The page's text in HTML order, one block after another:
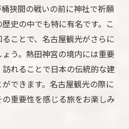
狭間の戦いの前に神社で祈願
史の中でも特に有名です。こ
ことで、名古屋観光がさらに
う。熱田神宮の境内には重要
れることで日本の伝統的な建
できます。名古屋観光の際に
重要性を感じる旅をお楽しみ